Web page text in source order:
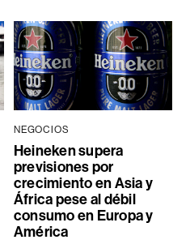
NEGOCIOS
Heineken supera
previsiones por
crecimiento en Asia y
África pese al débil
consumo en Europa y
América